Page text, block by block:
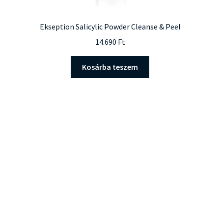
Ekseption Salicylic Powder Cleanse & Peel
14.690 Ft
Kosárba teszem